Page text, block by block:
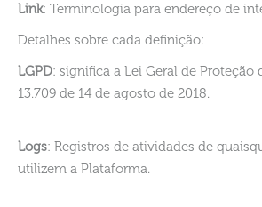
Link: Terminologia para endereço de
Detalhes sobre cada definição:
LGPD: significa a Lei Geral de Proteção
13.709 de 14 de agosto de 2018.
Logs: Registros de atividades de
utilizem a Plataforma.